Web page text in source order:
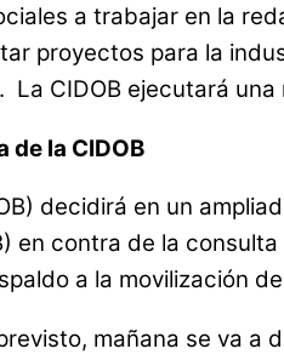
a trabajar en la
proyectos para la
La CIDOB ejecutará
de la CIDOB
decidirá en un
contra de la consulta
a la movilización
mañana se va